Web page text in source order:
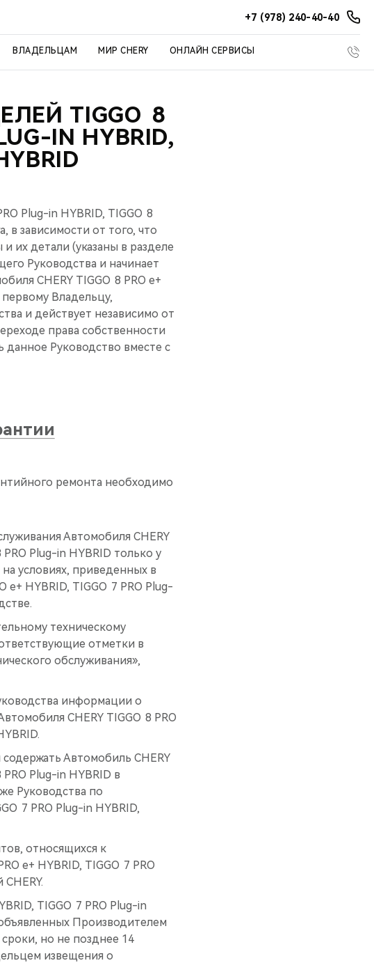
+7 (978) 240-40-40
ВЛАДЕЛЬЦАМ МИР CHERY ОНЛАЙН СЕРВИСЫ
TIGGO 8
IN HYBRID,
Plug-in HYBRID, TIGGO 8
в зависимости от того, что
их детали (указаны в разделе
Руководства и начинает
CHERY TIGGO 8 PRO е+
первому Владельцу,
и действует независимо от
права собственности
Руководство вместе с
ремонта необходимо
Автомобиля CHERY
PRO Plug-in HYBRID только у
условиях, приведенных в
е+ HYBRID, TIGGO 7 PRO Plug-
техническому
отметки в
обслуживания»,
информации о
CHERY TIGGO 8 PRO
Автомобиль CHERY
PRO Plug-in HYBRID в
Руководства по
7 PRO Plug-in HYBRID,
относящихся к
е+ HYBRID, TIGGO 7 PRO
TIGGO 7 PRO Plug-in
Производителем
но не позднее 14
извещения о